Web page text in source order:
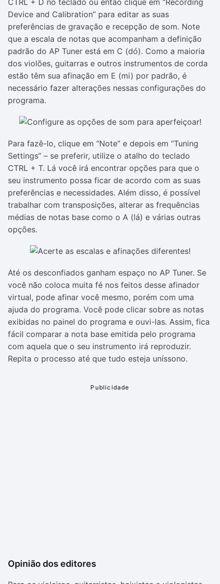
CTRL + D no teclado ou então clique em “Recording
Device and Calibration” para editar as suas
preferências de gravação e recepção de som. Note
que a escala de notas que acompanham a definição
padrão do AP Tuner está em C (dó). Como a maioria
dos violões, guitarras e outros instrumentos de corda
estão têm sua afinação em E (mi) por padrão, é
necessário fazer alterações nessas configurações do
programa.
Para fazê-lo, clique em “Note” e depois em “Tuning
Settings” – se preferir, utilize o atalho do teclado
CTRL + T. Lá você irá encontrar opções para que o
seu instrumento possa ficar de acordo com as suas
preferências e necessidades. Além disso, é possível
trabalhar com transposições, alterar as frequências
médias de notas base como o A (lá) e várias outras
opções.
Até os desconfiados ganham espaço no AP Tuner. Se
você não coloca muita fé nos feitos desse afinador
virtual, pode afinar você mesmo, porém com uma
ajuda do programa. Você pode clicar sobre as notas
exibidas no painel do programa e ouvi-las. Assim, fica
fácil comparar a nota base emitida pelo programa
com aquela que o seu instrumento irá reproduzir.
Repita o processo até que tudo esteja uníssono.
Opinião dos editores